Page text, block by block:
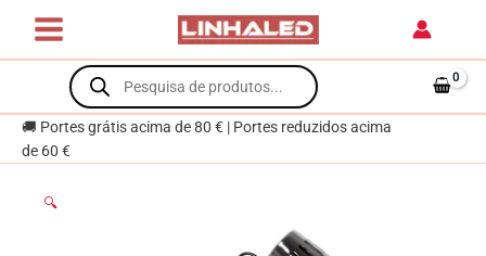
content
Products
search
🚚 Portes grátis acima de 80 € | Portes reduzidos acima
de 60 €
🔍
ANTIGONA
articulado
e
cromado